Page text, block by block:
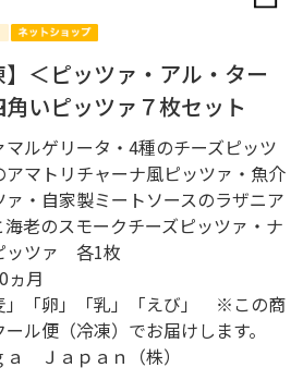
＜ピッツァ・アル・ター
いピッツァ７枚セット
ルゲリータ・4種のチーズピッツ
マトリチャーナ風ピッツァ・魚介
・自家製ミートソースのラザニア
老のスモークチーズピッツァ・ナ
ッツァ 各1枚
ヵ月
」「卵」「乳」「えび」 ※この商
ル便（冷凍）でお届けします。
Ｊａｐａｎ（株）